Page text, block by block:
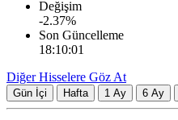
Değişim
-2.37%
Son Güncelleme
18:10:01
Diğer Hisselere Göz At
Gün İçi Hafta 1 Ay 6 Ay